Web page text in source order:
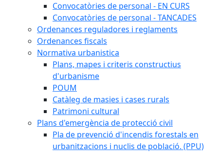
Convocatòries de personal - EN CURS
Convocatòries de personal - TANCADES
Ordenances reguladores i reglaments
Ordenances fiscals
Normativa urbanistica
Plans, mapes i criteris constructius
d'urbanisme
POUM
Catàleg de masies i cases rurals
Patrimoni cultural
Plans d'emergència de protecció civil
Pla de prevenció d'incendis forestals en
urbanitzacions i nuclis de població. (PPU)